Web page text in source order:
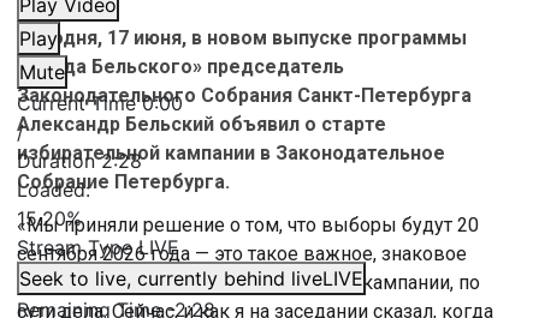
Play Video
Play
Mute
Current Time0:00
/
Duration2:28
Loaded:
15.20%
Stream TypeLIVE
Seek to live, currently behind liveLIVE
Remaining Time-2:28
Сегодня, 17 июня, в новом выпуске программы
«Среда Бельского» председатель
Законодательного Собрания Санкт-Петербурга
Александр Бельский объявил о старте
избирательной кампании в Законодательное
Собрание Петербурга.
«Мы приняли решение о том, что выборы будут 20
сентября 2026 года — это такое важное, знаковое
решение. То есть, это старт выборной кампании, по
сути дела. Сейчас, и как я на заседании сказал, когда